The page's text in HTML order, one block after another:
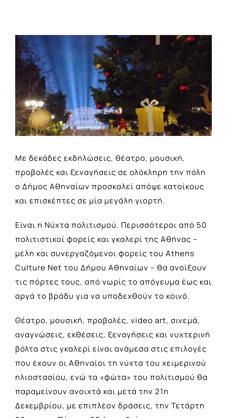
View
Larger
Image
Με δεκάδες εκδηλώσεις, θέατρο, μουσική,
προβολές και ξεναγήσεις σε ολόκληρη την πόλη
ο Δήμος Αθηναίων προσκαλεί απόψε κατοίκους
και επισκέπτες σε μία μεγάλη γιορτή.
Είναι η Νύχτα πολιτισμού. Περισσότεροι από 50
πολιτιστικοί φορείς και γκαλερί της Αθήνας –
μέλη και συνεργαζόμενοι φορείς του Athens
Culture Net του Δήμου Αθηναίων – θα ανοίξουν
τις πόρτες τους, από νωρίς το απόγευμα έως και
αργά το βράδυ για να υποδεχθούν το κοινό.
Θέατρο, μουσική, προβολές, video art, σινεμά,
αναγνώσεις, εκθέσεις, ξεναγήσεις και νυχτερινή
βόλτα στις γκαλερί είναι ανάμεσα στις επιλογές
που έχουν οι Αθηναίοι τη νύχτα του χειμερινού
ηλιοστασίου, ενώ τα «φώτα» του πολιτισμού θα
παραμείνουν ανοιχτά και μετά την 21η
Δεκεμβρίου, με επιπλέον δράσεις, την Τετάρτη